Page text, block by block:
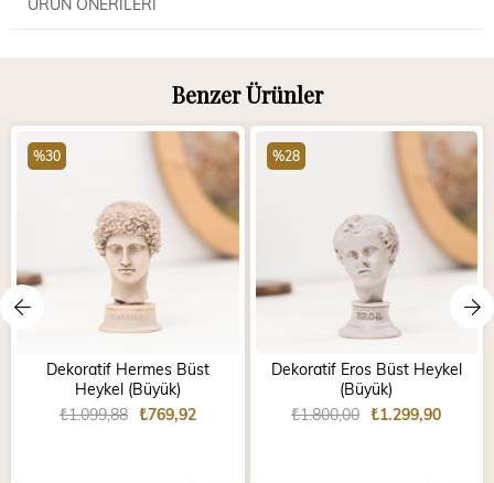
Benzer Ürünler
Dekoratif Hermes Büst
Heykel (Büyük)
₺769,92
₺1.099,88
%30
Dekoratif Eros Büst Heykel
(Büyük)
₺1.299,90
₺1.800,00
%28